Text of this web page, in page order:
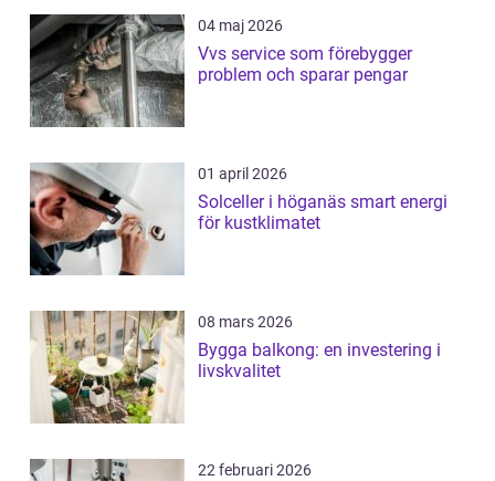
04 maj 2026
Vvs service som förebygger
problem och sparar pengar
01 april 2026
Solceller i höganäs smart energi
för kustklimatet
08 mars 2026
Bygga balkong: en investering i
livskvalitet
22 februari 2026